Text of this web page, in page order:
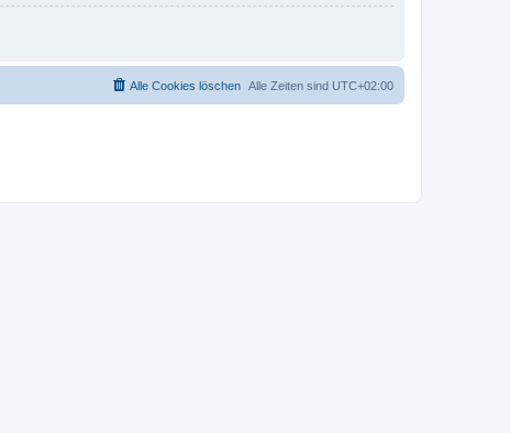
Alle Zeiten sind UTC+02:00
Alle Cookies löschen